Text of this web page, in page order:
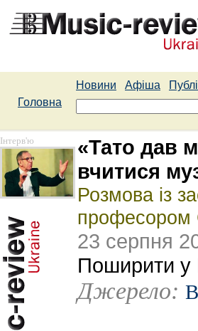
Новини Афіша
Головна
Інтерв'ю
«Тато дав
вчитися
Розмова із
професором
23 серпня
Поширити у
Джерело: